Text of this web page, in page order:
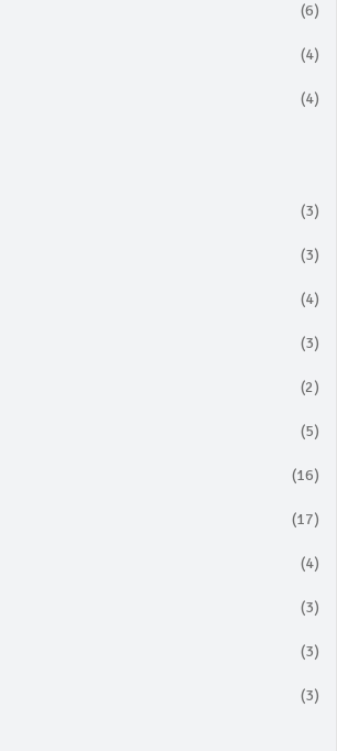
(6)
(4)
(4)
(3)
(3)
(4)
(3)
(2)
(5)
(16)
(17)
(4)
(3)
(3)
(3)